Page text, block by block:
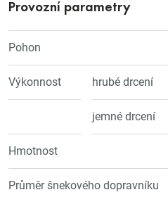
Provozní parametry
Pohon
Výkonnost hrubé drcení
jemné drcení
Hmotnost
Průměr šnekového dopravníku